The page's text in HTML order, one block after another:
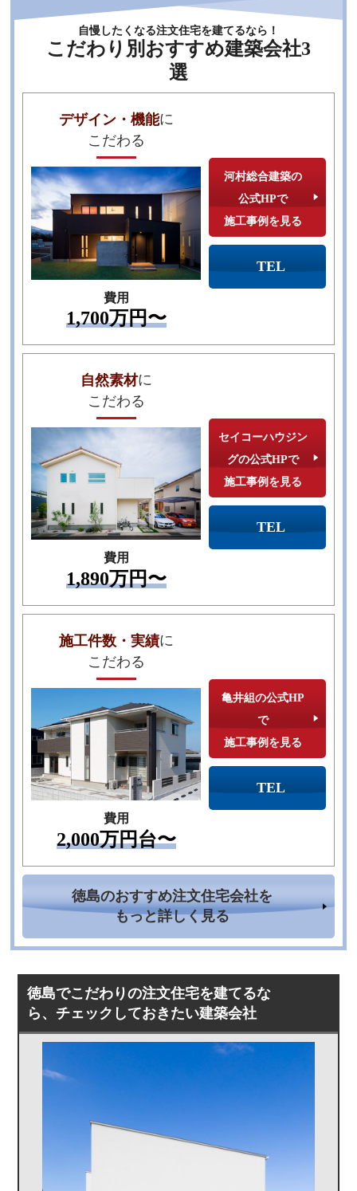
自慢したくなる注文住宅を建てるなら！
こだわり別おすすめ建築会社3
選
デザイン・機能に
こだわる
費用
1,700万円〜
河村総合建築の
公式HPで
施工事例を見る
TEL
自然素材に
こだわる
費用
1,890万円〜
セイコーハウジン
グの公式HPで
施工事例を見る
TEL
施工件数・実績に
こだわる
費用
2,000万円台〜
亀井組の公式HP
で
施工事例を見る
TEL
徳島のおすすめ注文住宅会社を
もっと詳しく見る
徳島でこだわりの注文住宅を建てるな
ら、チェックしておきたい建築会社